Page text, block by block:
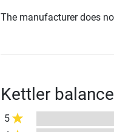
The manufacturer does
Kettler
5